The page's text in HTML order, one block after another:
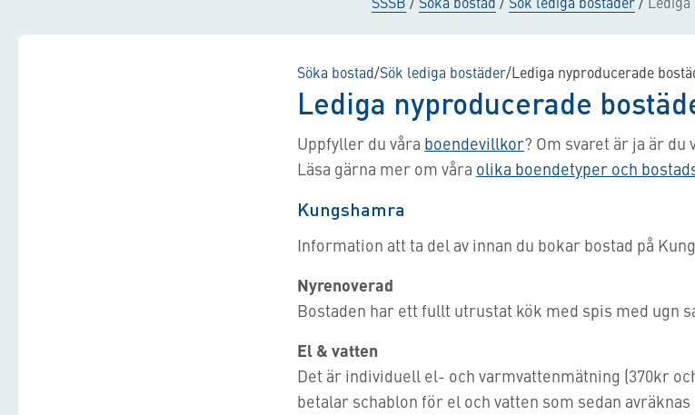
Söka bostad/Sök lediga bostäder/Lediga nyproducerade
Lediga nyproducerade
Uppfyller du våra boendevillkor? Om svaret är ja är
Läsa gärna mer om våra olika boendetyper och
Kungshamra
Information att ta del av innan du bokar bostad på
Nyrenoverad
Bostaden har ett fullt utrustat kök med spis med ugn
El & vatten
Det är individuell el- och varmvattenmätning (370kr
betalar schablon för el och vatten som sedan